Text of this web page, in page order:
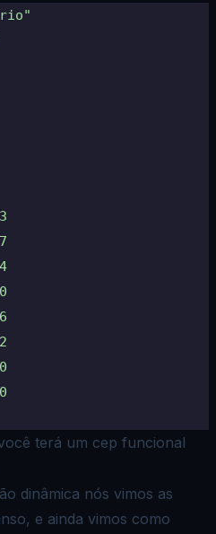
terá um cep funcional
dinâmica nós vimos as
e ainda vimos como